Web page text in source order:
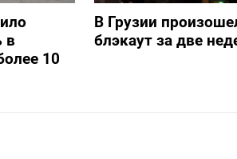
в
10
В Грузии
блэкаут за две